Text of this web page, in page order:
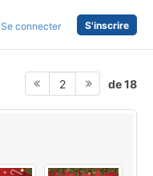
Se connecter S'inscrire
2 de 18